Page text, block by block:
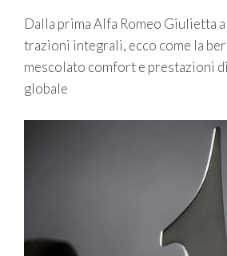
Dalla prima Alfa Romeo Giulietta
trazioni integrali, ecco come la
mescolato comfort e prestazioni
globale